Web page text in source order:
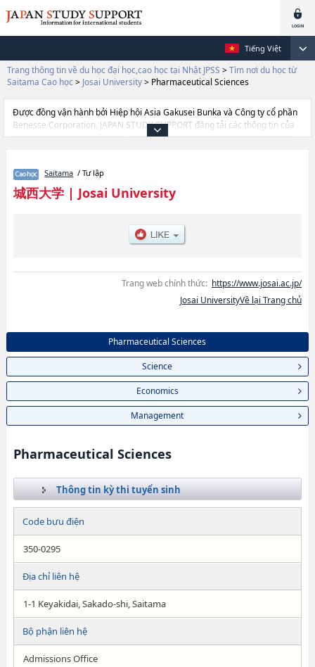
Tiếng Việt
Trang thông tin về du học đại học,cao học tại Nhật JPSS > Tìm nơi du học từ
Saitama Cao học > Josai University> Pharmaceutical Sciences
Được đồng vận hành bởi Hiệp hội Asia Gakusei Bunka và Công ty cổ phần
Benesse Corporation, JAPAN STUDY SUPPORT đăng tải các thông tin của
khoảng 1.300 trường đại học, cao học, trường đại học ngắn hạn, trường
thiết dành cho du học sinh, như là về các Pharmaceutical
ScienceshoặcSciencehoặcEconomicshoặcManagement, thông tin về từng
khoa nghiên cứu, thông tin liên quan đến thi tuyển như số lượng tuyển
Saitama / Tư lập
城西大学| Josai University
Trang web chính thức: https://www.josai.ac.jp/
Josai UniversityVề lại Trang chủ
Pharmaceutical Sciences
Science
Economics
Management
Pharmaceutical Sciences
Thông tin kỳ thi tuyển sinh
Code bưu điện
350-0295
Địa chỉ liên hệ
1-1 Keyakidai, Sakado-shi, Saitama
Bộ phận liên hệ
Admissions Office